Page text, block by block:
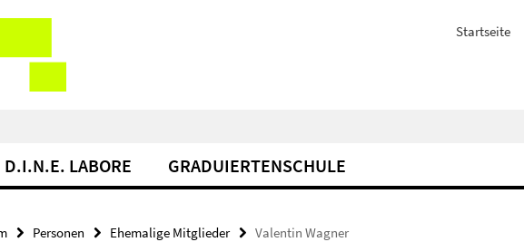
Startseite
D.I.N.E. LABORE GRADUIERTENSCHULE
Personen Ehemalige Mitglieder Valentin Wagner